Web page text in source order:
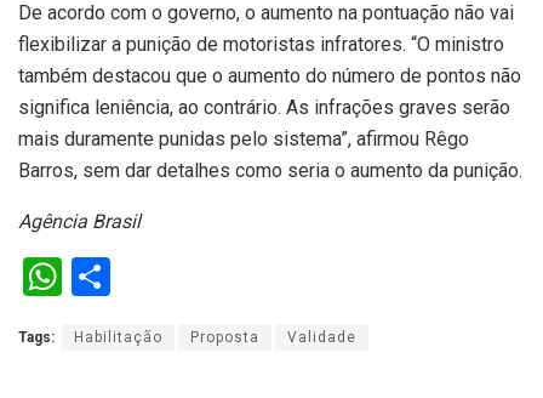
De acordo com o governo, o aumento na pontuação não vai
flexibilizar a punição de motoristas infratores. “O ministro
também destacou que o aumento do número de pontos não
significa leniência, ao contrário. As infrações graves serão
mais duramente punidas pelo sistema”, afirmou Rêgo
Barros, sem dar detalhes como seria o aumento da punição.
Agência Brasil
W
at ar
Tags: Habilitação Proposta Validade